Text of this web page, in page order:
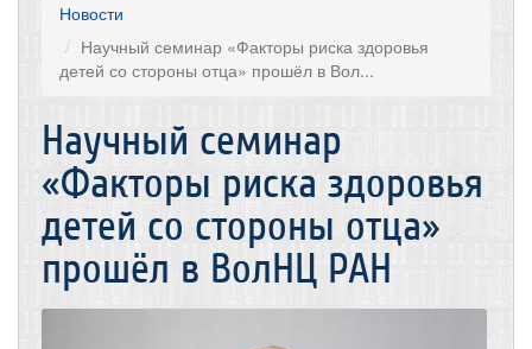
Новости
Научный семинар «Факторы риска здоровья
детей со стороны отца» прошёл в Вол...
Научный семинар
«Факторы риска здоровья
детей со стороны отца»
прошёл в ВолНЦ РАН